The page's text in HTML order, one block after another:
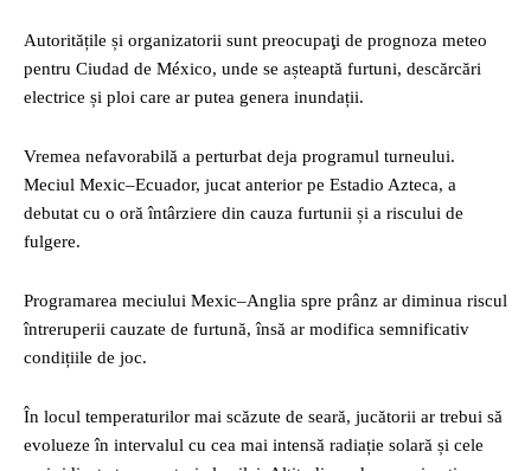
Autoritățile și organizatorii sunt preocupaţi de prognoza meteo
pentru Ciudad de México, unde se așteaptă furtuni, descărcări
electrice și ploi care ar putea genera inundații.
Vremea nefavorabilă a perturbat deja programul turneului.
Meciul Mexic–Ecuador, jucat anterior pe Estadio Azteca, a
debutat cu o oră întârziere din cauza furtunii și a riscului de
fulgere.
Programarea meciului Mexic–Anglia spre prânz ar diminua riscul
întreruperii cauzate de furtună, însă ar modifica semnificativ
condițiile de joc.
În locul temperaturilor mai scăzute de seară, jucătorii ar trebui să
evolueze în intervalul cu cea mai intensă radiație solară și cele